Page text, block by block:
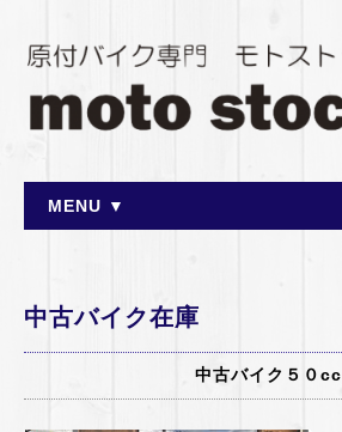
MENU ▼
中古バイク在庫
中古バイク５０cc